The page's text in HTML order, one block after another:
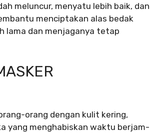
meluncur, menyatu lebih baik, dan
menciptakan alas bedak
lama dan menjaganya tetap
orang dengan kulit kering,
yang menghabiskan waktu berjam-